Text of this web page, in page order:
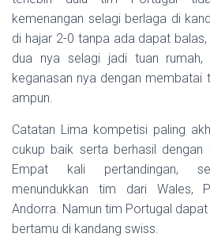
kemenangan selagi berlaga di
di hajar 2-0 tanpa ada dapat
dua nya selagi jadi tuan rumah,
keganasan nya dengan membatai
ampun.
Catatan Lima kompetisi paling
cukup baik serta berhasil dengan
Empat kali pertandingan,
menundukkan tim dari Wales,
Andorra. Namun tim Portugal
bertamu di kandang swiss.